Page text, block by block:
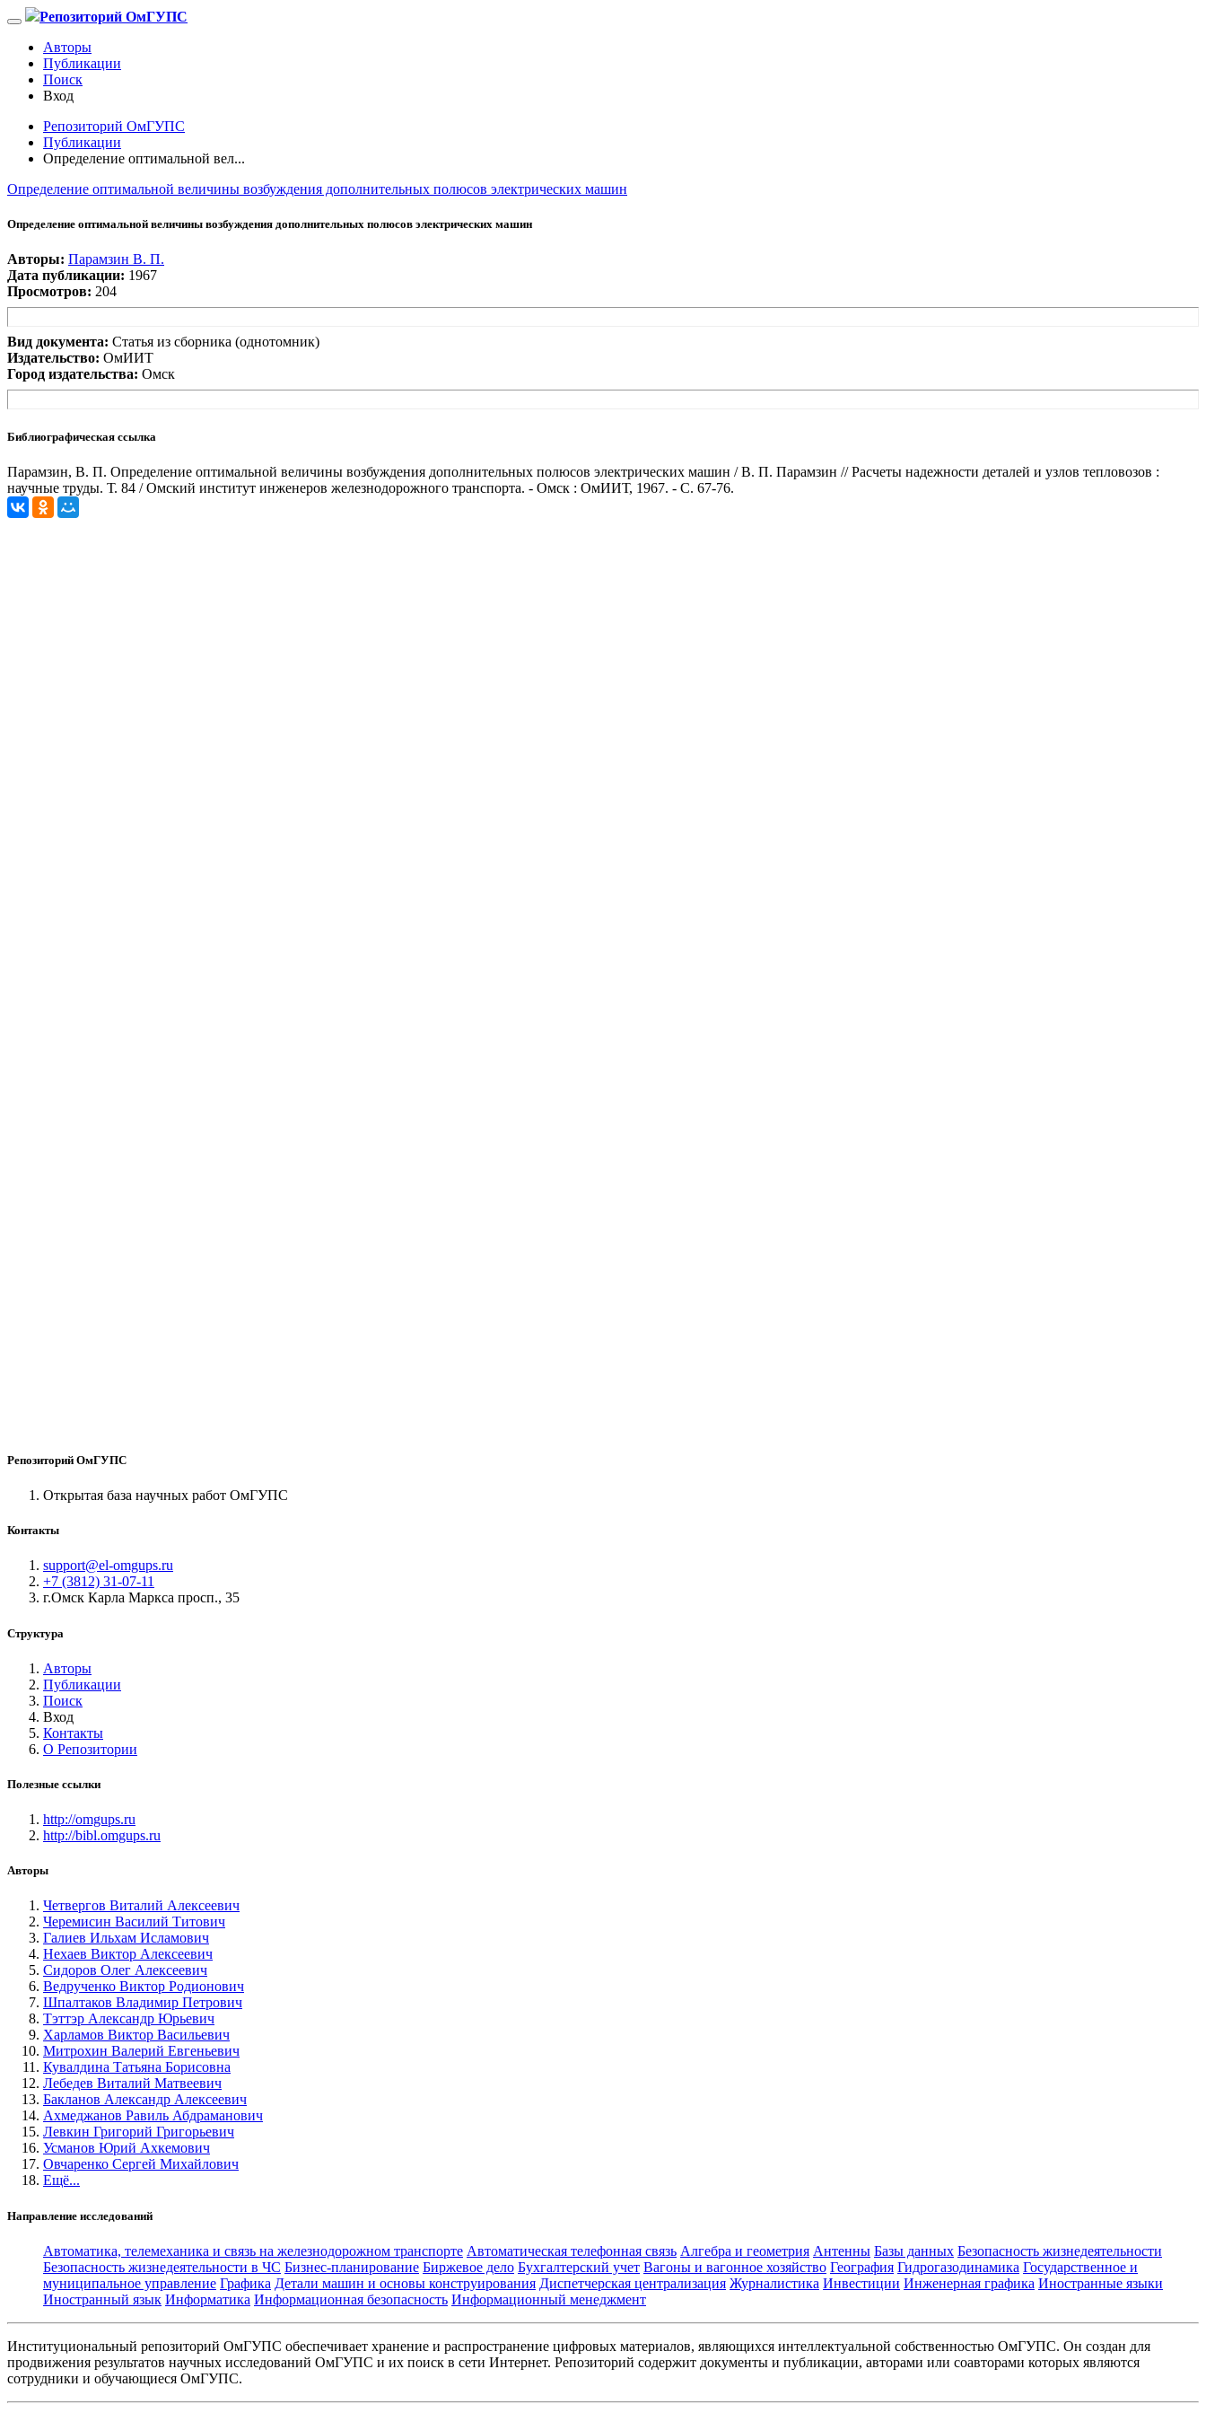
Репозиторий ОмГУПС
Авторы
Публикации
Поиск
Вход
Репозиторий ОмГУПС
Публикации
Определение оптимальной вел...
Определение оптимальной величины возбуждения дополнительных полюсов электрических машин
Определение оптимальной величины возбуждения дополнительных полюсов электрических машин
Авторы: Парамзин В. П.
Дата публикации: 1967
Просмотров: 204
Вид документа: Статья из сборника (однотомник)
Издательство: ОмИИТ
Город издательства: Омск
Библиографическая ссылка
Парамзин, В. П. Определение оптимальной величины возбуждения дополнительных полюсов электрических машин / В. П. Парамзин // Расчеты надежности деталей и узлов тепловозов :
научные труды. Т. 84 / Омский институт инженеров железнодорожного транспорта. - Омск : ОмИИТ, 1967. - С. 67-76.
Репозиторий ОмГУПС
Открытая база научных работ ОмГУПС
Контакты
support@el-omgups.ru
+7 (3812) 31-07-11
г.Омск Карла Маркса просп., 35
Структура
Авторы
Публикации
Поиск
Вход
Контакты
О Репозитории
Полезные ссылки
http://omgups.ru
http://bibl.omgups.ru
Авторы
Четвергов Виталий Алексеевич
Черемисин Василий Титович
Галиев Ильхам Исламович
Нехаев Виктор Алексеевич
Сидоров Олег Алексеевич
Ведрученко Виктор Родионович
Шпалтаков Владимир Петрович
Тэттэр Александр Юрьевич
Харламов Виктор Васильевич
Митрохин Валерий Евгеньевич
Кувалдина Татьяна Борисовна
Лебедев Виталий Матвеевич
Бакланов Александр Алексеевич
Ахмеджанов Равиль Абдраманович
Левкин Григорий Григорьевич
Усманов Юрий Ахкемович
Овчаренко Сергей Михайлович
Ещё...
Направление исследований
Автоматика, телемеханика и связь на железнодорожном транспорте Автоматическая телефонная связь Алгебра и геометрия Антенны Базы данных Безопасность жизнедеятельности
Безопасность жизнедеятельности в ЧС Бизнес-планирование Биржевое дело Бухгалтерский учет Вагоны и вагонное хозяйство География Гидрогазодинамика Государственное и
муниципальное управление Графика Детали машин и основы конструирования Диспетчерская централизация Журналистика Инвестиции Инженерная графика Иностранные языки
Иностранный язык Информатика Информационная безопасность Информационный менеджмент
Институциональный репозиторий ОмГУПС обеспечивает хранение и распространение цифровых материалов, являющихся интеллектуальной собственностью ОмГУПС. Он создан для
продвижения результатов научных исследований ОмГУПС и их поиск в сети Интернет. Репозиторий содержит документы и публикации, авторами или соавторами которых являются
сотрудники и обучающиеся ОмГУПС.